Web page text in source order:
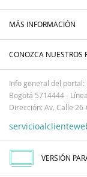
MÁS INFORMACIÓN
CONOZCA NUESTROS
Info general del portal:
Bogotá 5714444 -
Dirección: Av. Calle 26
VERSIÓN